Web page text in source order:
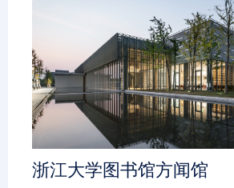
浙江大学图书馆方闻馆